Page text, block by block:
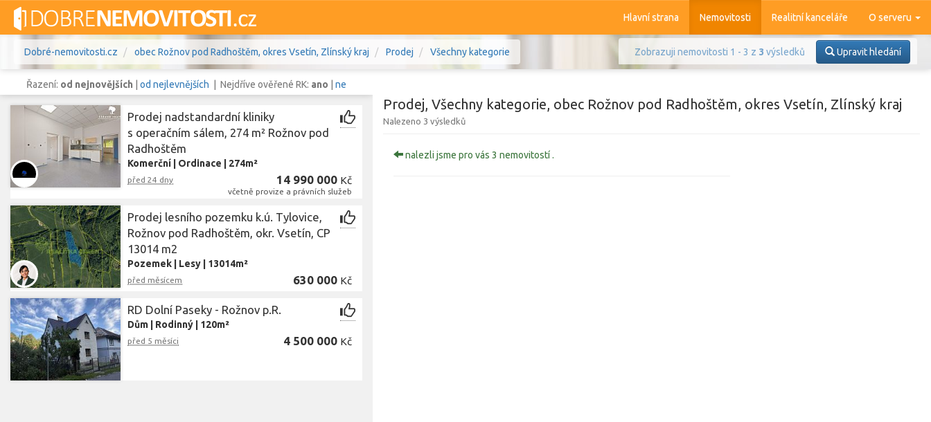
Hlavní strana Nemovitosti Realitní kanceláře O serveru
Zobrazuji nemovitosti 1 - 3 z 3 výsledků Upravit hledání
Dobré-nemovitosti.cz obec Rožnov pod Radhoštěm, okres Vsetín, Zlínský kraj Prodej Všechny kategorie
Vše Byty Ostatní
Lokalita obec Rožnov pod Radhoštěm,okres Vsetín, Zlínský kraj
Lokalita
Cena
Řazení: od nejnovějších od nejlevnějších | Nejdříve ověřené RK: ano ne
Prodej nadstandardní kliniky
s operačním sálem, 274 m² Rožnov pod
Radhoštěm
Komerční Ordinace 274m²
před 24 dny 14 990 000 Kč
včetně provize a právních služeb
Prodej lesního pozemku k.ú. Tylovice,
Rožnov pod Radhoštěm, okr. Vsetín, CP
13014 m2
Pozemek Lesy 13014m²
před měsícem 630 000 Kč
RD Dolní Paseky - Rožnov p.R.
Dům Rodinný 120m²
před 5 měsíci 4 500 000 Kč
Prodej, Všechny kategorie, obec Rožnov pod Radhoštěm, okres Vsetín, Zlínský kraj
Nalezeno 3 výsledků
nalezli jsme pro vás 3 nemovitostí .